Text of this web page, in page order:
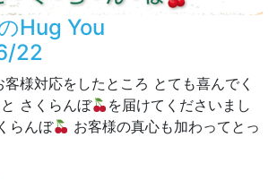
Hug You
22
客様対応をしたところ とても喜んでく
さくらんぼ
を届けてくださいまし
らんぼ
お客様の真心も加わってとっ